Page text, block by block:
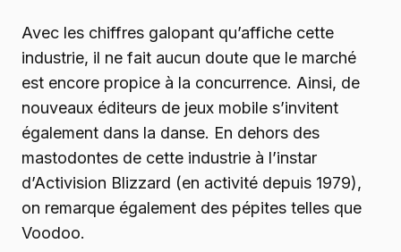
Avec les chiffres galopant qu’affiche cette
industrie, il ne fait aucun doute que le marché
est encore propice à la concurrence. Ainsi, de
nouveaux éditeurs de jeux mobile s’invitent
également dans la danse. En dehors des
mastodontes de cette industrie à l’instar
d’Activision Blizzard (en activité depuis 1979),
on remarque également des pépites telles que
Voodoo.